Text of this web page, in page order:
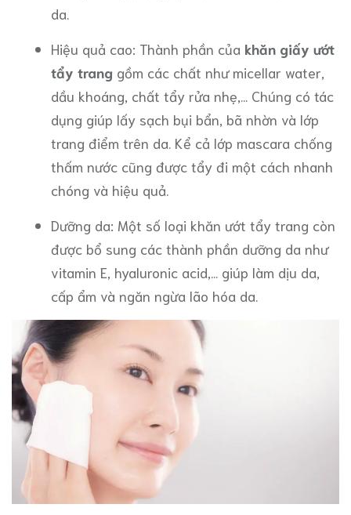
da.
Hiệu quả cao: Thành phần của khăn giấy ướt
tẩy trang gồm các chất như micellar water,
dầu khoáng, chất tẩy rửa nhẹ,... Chúng có tác
dụng giúp lấy sạch bụi bẩn, bã nhờn và lớp
trang điểm trên da. Kể cả lớp mascara chống
thấm nước cũng được tẩy đi một cách nhanh
chóng và hiệu quả.
Dưỡng da: Một số loại khăn ướt tẩy trang còn
được bổ sung các thành phần dưỡng da như
vitamin E, hyaluronic acid,... giúp làm dịu da,
cấp ẩm và ngăn ngừa lão hóa da.